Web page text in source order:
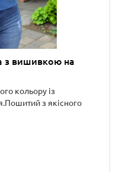
з вишивкою на
кольору із
з якісного